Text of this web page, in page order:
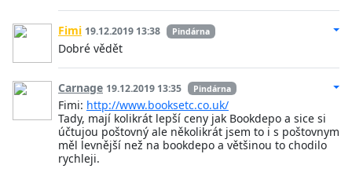
Fimi 19.12.2019 13:38 Pindárna
Dobré vědět
Carnage 19.12.2019 13:35 Pindárna
Fimi: http://www.booksetc.co.uk/
Tady, mají kolikrát lepší ceny jak Bookdepo a sice si
účtujou poštovný ale několikrát jsem to i s poštovnym
měl levnější než na bookdepo a většinou to chodilo
rychleji.